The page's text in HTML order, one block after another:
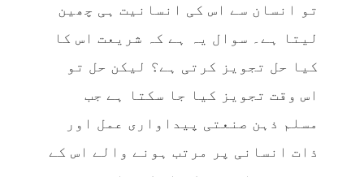
تو انسان سے اس کی انسانیت ہی چھین
لیتا ہے۔ سوال یہ ہے کہ شریعت اس کا
کیا حل تجویز کرتی ہے؟ لیکن حل تو
اس وقت تجویز کیا جا سکتا ہے جب
مسلم ذہن صنعتی پیداواری عمل اور
ذات انسانی پر مرتب ہونے والے اس کے